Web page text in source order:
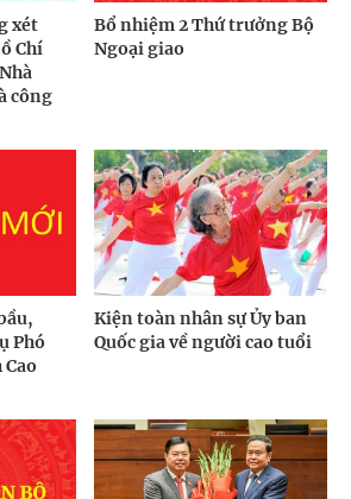
xét
Chí
công
Bổ nhiệm 2 Thứ trưởng Bộ
Ngoại giao
Phó
Kiện toàn nhân sự Ủy ban
Quốc gia về người cao tuổi